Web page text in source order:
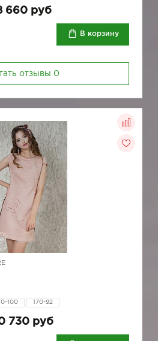
660 руб
В корзину
отзывы 0
100 170-92
730 руб